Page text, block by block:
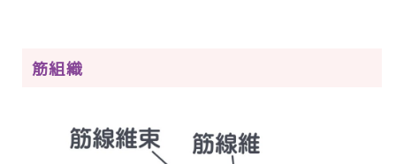
筋組織